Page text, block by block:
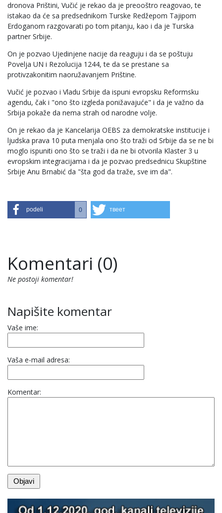
dronova Prištini, Vučić je rekao da je preooštro reagovao, te
istakao da će sa predsednikom Turske Redžepom Tajipom
Erdoganom razgovarati po tom pitanju, kao i da je Turska
partner Srbije.
On je pozvao Ujedinjene nacije da reaguju i da se poštuju
Povelja UN i Rezolucija 1244, te da se prestane sa
protivzakonitim naoružavanjem Prištine.
Vučić je pozvao i Vladu Srbije da ispuni evropsku Reformsku
agendu, čak i "ono što izgleda ponižavajuće" i da je važno da
Srbija pokaže da nema strah od narodne volje.
On je rekao da je Kancelarija OEBS za demokratske institucije i
ljudska prava 10 puta menjala ono što traži od Srbije da se ne bi
moglo ispuniti ono što se traži i da ne bi otvorila Klaster 3 u
evropskim integracijama i da je pozvao predsednicu Skupštine
Srbije Anu Brnabić da "šta god da traže, sve im da".
podeli 0 твеет
Komentari (0)
Ne postoji komentar!
Napišite komentar
Vaše ime:
Vaša e-mail adresa:
Komentar: